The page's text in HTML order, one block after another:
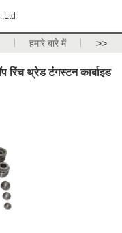
हमारे बारे में >>
रिंच थ्रेड टंगस्टन कार्बाइड